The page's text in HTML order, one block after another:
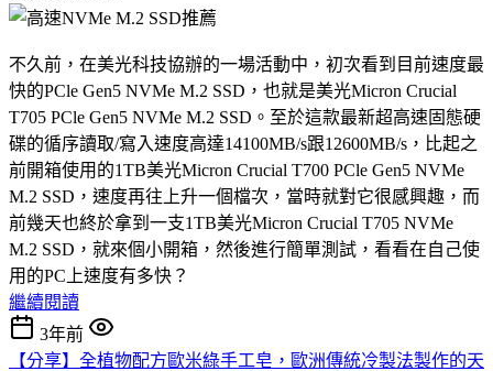
不久前，在美光科技協辦的一場活動中，初次看到目前速度最
快的PCle Gen5 NVMe M.2 SSD，也就是美光Micron Crucial
T705 PCle Gen5 NVMe M.2 SSD。至於這款最新超高速固態硬
碟的循序讀取/寫入速度高達14100MB/s跟12600MB/s，比起之
前開箱使用的1TB美光Micron Crucial T700 PCle Gen5 NVMe
M.2 SSD，速度再往上升一個檔次，當時就對它很感興趣，而
前幾天也終於拿到一支1TB美光Micron Crucial T705 NVMe
M.2 SSD，就來個小開箱，然後進行簡單測試，看看在自己使
用的PC上速度有多快？
繼續閱讀
3年前
【分享】全植物配方歐米綠手工皂，歐洲傳統冷製法製作的天